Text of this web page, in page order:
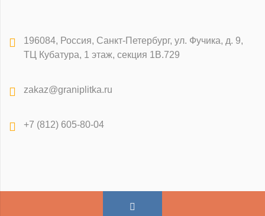
196084, Россия, Санкт-Петербург, ул. Фучика, д. 9,
ТЦ Кубатура, 1 этаж, секция 1В.729
zakaz@graniplitka.ru
+7 (812) 605-80-04